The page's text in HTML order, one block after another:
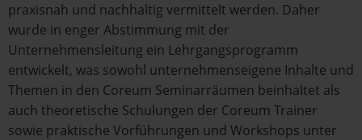
praxisnah und nachhaltig vermittelt werden. Daher
wurde in enger Abstimmung mit der
Unternehmensleitung ein Lehrgangsprogramm
entwickelt, was sowohl unternehmenseigene Inhalte und
Themen in den Coreum Seminarräumen beinhaltet als
auch theoretische Schulungen der Coreum Trainer
sowie praktische Vorführungen und Workshops unter